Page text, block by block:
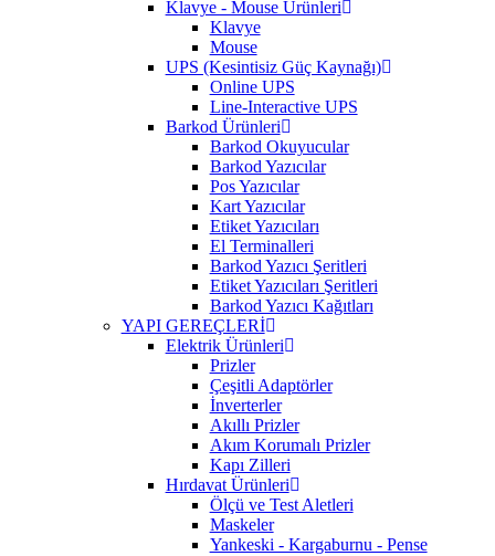
Klavye - Mouse Ürünleri
Klavye
Mouse
UPS (Kesintisiz Güç Kaynağı)
Online UPS
Line-Interactive UPS
Barkod Ürünleri
Barkod Okuyucular
Barkod Yazıcılar
Pos Yazıcılar
Kart Yazıcılar
Etiket Yazıcıları
El Terminalleri
Barkod Yazıcı Şeritleri
Etiket Yazıcıları Şeritleri
Barkod Yazıcı Kağıtları
YAPI GEREÇLERİ
Elektrik Ürünleri
Prizler
Çeşitli Adaptörler
İnverterler
Akıllı Prizler
Akım Korumalı Prizler
Kapı Zilleri
Hırdavat Ürünleri
Ölçü ve Test Aletleri
Maskeler
Yankeski - Kargaburnu - Pense